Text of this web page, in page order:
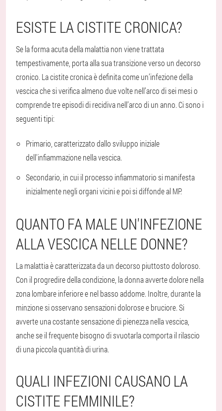
ESISTE LA CISTITE CRONICA?
Se la forma acuta della malattia non viene trattata
tempestivamente, porta alla sua transizione verso un decorso
cronico. La cistite cronica è definita come un’infezione della
vescica che si verifica almeno due volte nell’arco di sei mesi o
comprende tre episodi di recidiva nell’arco di un anno. Ci sono i
seguenti tipi:
Primario, caratterizzato dallo sviluppo iniziale
dell'infiammazione nella vescica.
Secondario, in cui il processo infiammatorio si manifesta
inizialmente negli organi vicini e poi si diffonde al MP.
QUANTO FA MALE UN'INFEZIONE
ALLA VESCICA NELLE DONNE?
La malattia è caratterizzata da un decorso piuttosto doloroso.
Con il progredire della condizione, la donna avverte dolore nella
zona lombare inferiore e nel basso addome. Inoltre, durante la
minzione si osservano sensazioni dolorose e bruciore. Si
avverte una costante sensazione di pienezza nella vescica,
anche se il frequente bisogno di svuotarla comporta il rilascio
di una piccola quantità di urina.
QUALI INFEZIONI CAUSANO LA
CISTITE FEMMINILE?